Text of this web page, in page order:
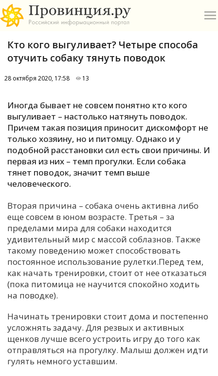
А
Б
В
Е
И
О
П
С
Т
Кто кого выгуливает? Четыре способа
отучить собаку тянуть поводок
28 октября 2020, 17:58 13
Иногда бывает не совсем понятно кто кого
выгуливает – настолько натянуть поводок.
Причем такая позиция приносит дискомфорт не
только хозяину, но и питомцу. Однако и у
подобной расстановки сил есть свои причины. И
первая из них – темп прогулки. Если собака
тянет поводок, значит темп выше
человеческого.
Вторая причина – собака очень активна либо
еще совсем в юном возрасте. Третья – за
пределами мира для собаки находится
удивительный мир с массой соблазнов. Также
такому поведению может способствовать
постоянное использование рулетки.Перед тем,
как начать тренировки, стоит от нее отказаться
(пока питомица не научится спокойно ходить
на поводке).
Начинать тренировки стоит дома и постепенно
усложнять задачу. Для резвых и активных
щенков лучше всего устроить игру до того как
отправляться на прогулку. Малыш должен идти
гулять немного уставшим.